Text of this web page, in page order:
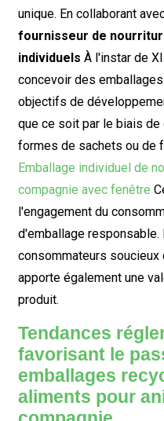
unique. En collaborant
fournisseur de
individuels À l'instar de
concevoir des
objectifs de
que ce soit par le biais
formes de sachets ou de
Emballage individuel de
compagnie avec fenêtre
l'engagement du
d'emballage
consommateurs
apporte également une
produit.
Tendances
favorisant le
emballages
aliments pour